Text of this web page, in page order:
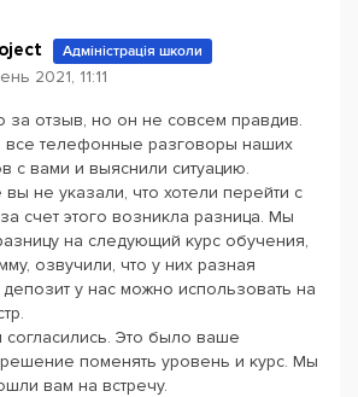
Адміністрація школи
2021, 11:11
за отзыв, но он не совсем правдив.
телефонные разговоры наших
с вами и выяснили ситуацию.
не указали, что хотели перейти с
счет этого возникла разница. Мы
на следующий курс обучения,
озвучили, что у них разная
депозит у нас можно использовать на
Это было ваше
поменять уровень и курс. Мы
вам на встречу.